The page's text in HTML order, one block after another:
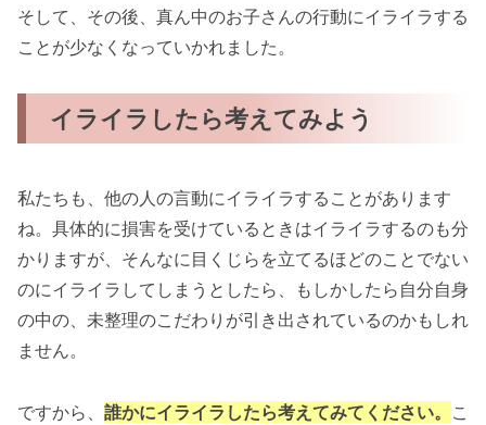
そして、その後、真ん中のお子さんの行動にイライラする
ことが少なくなっていかれました。
イライラしたら考えてみよう
私たちも、他の人の言動にイライラすることがあります
ね。具体的に損害を受けているときはイライラするのも分
かりますが、そんなに目くじらを立てるほどのことでない
のにイライラしてしまうとしたら、もしかしたら自分自身
の中の、未整理のこだわりが引き出されているのかもしれ
ません。
ですから、 誰かにイライラしたら考えてみてください。 こ